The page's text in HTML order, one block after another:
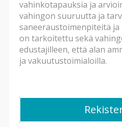
vahinkotapauksia ja
vahingon suuruutta ja
saneeraustoimenpiteitä ja
on tarkoitettu sekä
edustajilleen, että alan
ja vakuutustoimialoilla.